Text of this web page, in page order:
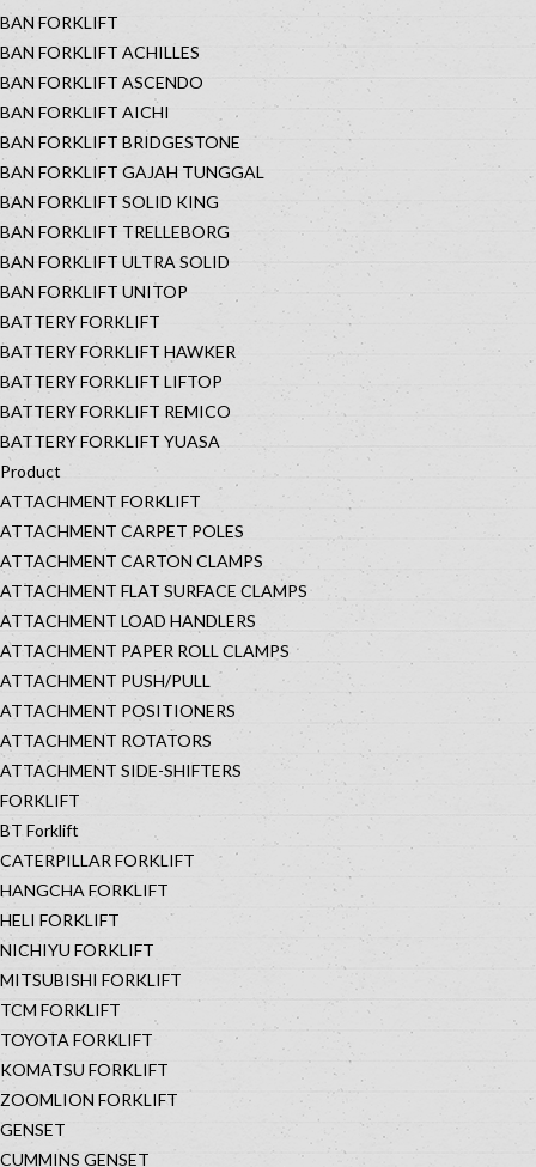
BAN FORKLIFT
BAN FORKLIFT ACHILLES
BAN FORKLIFT ASCENDO
BAN FORKLIFT AICHI
BAN FORKLIFT BRIDGESTONE
BAN FORKLIFT GAJAH TUNGGAL
BAN FORKLIFT SOLID KING
BAN FORKLIFT TRELLEBORG
BAN FORKLIFT ULTRA SOLID
BAN FORKLIFT UNITOP
BATTERY FORKLIFT
BATTERY FORKLIFT HAWKER
BATTERY FORKLIFT LIFTOP
BATTERY FORKLIFT REMICO
BATTERY FORKLIFT YUASA
Product
ATTACHMENT FORKLIFT
ATTACHMENT CARPET POLES
ATTACHMENT CARTON CLAMPS
ATTACHMENT FLAT SURFACE CLAMPS
ATTACHMENT LOAD HANDLERS
ATTACHMENT PAPER ROLL CLAMPS
ATTACHMENT PUSH/PULL
ATTACHMENT POSITIONERS
ATTACHMENT ROTATORS
ATTACHMENT SIDE-SHIFTERS
FORKLIFT
BT Forklift
CATERPILLAR FORKLIFT
HANGCHA FORKLIFT
HELI FORKLIFT
NICHIYU FORKLIFT
MITSUBISHI FORKLIFT
TCM FORKLIFT
TOYOTA FORKLIFT
KOMATSU FORKLIFT
ZOOMLION FORKLIFT
GENSET
CUMMINS GENSET